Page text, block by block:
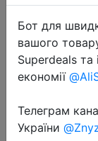
Large
Бот для
вашого
Superdeals та
економії
Телеграм
України